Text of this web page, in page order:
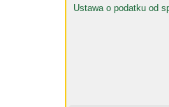
Ustawa o podatku od